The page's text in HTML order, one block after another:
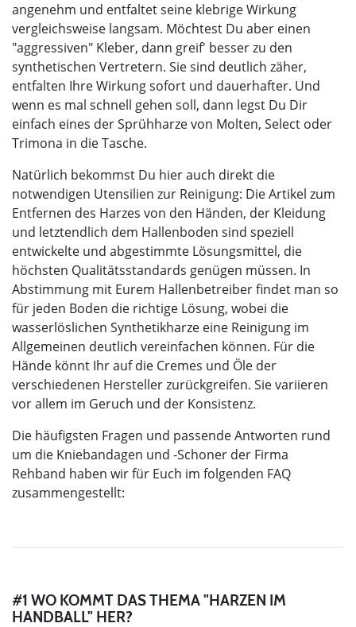
angenehm und entfaltet seine klebrige Wirkung
vergleichsweise langsam. Möchtest Du aber einen
"aggressiven" Kleber, dann greif' besser zu den
synthetischen Vertretern. Sie sind deutlich zäher,
entfalten Ihre Wirkung sofort und dauerhafter. Und
wenn es mal schnell gehen soll, dann legst Du Dir
einfach eines der Sprühharze von Molten, Select oder
Trimona in die Tasche.
Natürlich bekommst Du hier auch direkt die
notwendigen Utensilien zur Reinigung: Die Artikel zum
Entfernen des Harzes von den Händen, der Kleidung
und letztendlich dem Hallenboden sind speziell
entwickelte und abgestimmte Lösungsmittel, die
höchsten Qualitätsstandards genügen müssen. In
Abstimmung mit Eurem Hallenbetreiber findet man so
für jeden Boden die richtige Lösung, wobei die
wasserlöslichen Synthetikharze eine Reinigung im
Allgemeinen deutlich vereinfachen können. Für die
Hände könnt Ihr auf die Cremes und Öle der
verschiedenen Hersteller zurückgreifen. Sie variieren
vor allem im Geruch und der Konsistenz.
Die häufigsten Fragen und passende Antworten rund
um die Kniebandagen und -Schoner der Firma
Rehband haben wir für Euch im folgenden FAQ
zusammengestellt:
#1 WO KOMMT DAS THEMA "HARZEN IM
HANDBALL" HER?